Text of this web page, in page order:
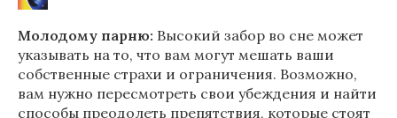
Молодому парню: Высокий забор во сне может
указывать на то, что вам могут мешать ваши
собственные страхи и ограничения. Возможно,
вам нужно пересмотреть свои убеждения и найти
способы преодолеть препятствия, которые стоят